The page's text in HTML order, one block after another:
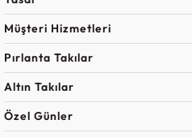
Müşteri Hizmetleri
Pırlanta Takılar
Altın Takılar
Özel Günler